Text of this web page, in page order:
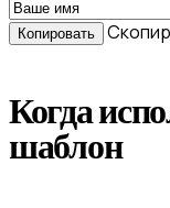
Копировать
Когда
шаблон